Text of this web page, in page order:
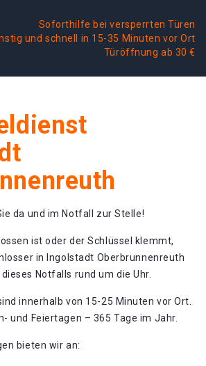
Soforthilfe bei versperrten Türen
und schnell in 15-35 Minuten vor Ort
Türöffnung ab 30 €
da und im Notfall zur Stelle!
ist oder der Schlüssel klemmt,
in Ingolstadt Oberbrunnenreuth
Notfalls rund um die Uhr.
innerhalb von 15-25 Minuten vor Ort.
und Feiertagen – 365 Tage im Jahr.
bieten wir an: